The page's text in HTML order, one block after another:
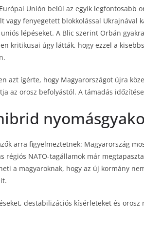
Unión belül az egyik legfontosabb
vagy fenyegetett blokkolással Ukrajnával
lépéseket. A Blic szerint Orbán
kritikusai úgy látták, hogy ezzel a
azt ígérte, hogy Magyarországot újra
az orosz befolyástól. A támadás
arra figyelmeztetnek: Magyarország
régiós NATO-tagállamok már
a magyaroknak, hogy az új kormány
destabilizációs kísérleteket és